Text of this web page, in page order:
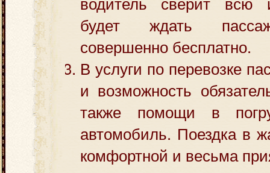
будет ждать
совершенно бесплатно.
В услуги по перевозке
и возможность
также помощи в
автомобиль. Поездка в
комфортной и весьма